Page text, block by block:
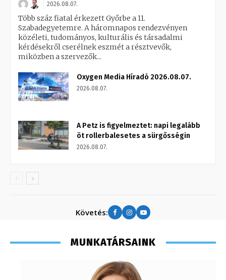
2026.08.07.
Több száz fiatal érkezett Győrbe a 11.
Szabadegyetemre. A háromnapos rendezvényen
közéleti, tudományos, kulturális és társadalmi
kérdésekről cserélnek eszmét a résztvevők,
miközben a szervezők...
Oxygen Media Híradó 2026.08.07.
2026.08.07.
A Petz is figyelmeztet: napi legalább
öt rollerbalesetes a sürgősségin
2026.08.07.
Követés:
MUNKATÁRSAINK